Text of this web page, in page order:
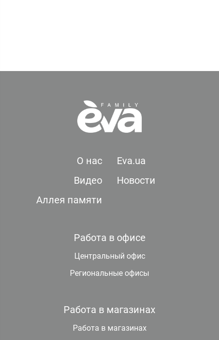
О нас
Eva.ua
Видео
Новости
Аллея памяти
Работа в офисе
Центральный офис
Региональные офисы
Работа в магазинах
Работа в магазинах